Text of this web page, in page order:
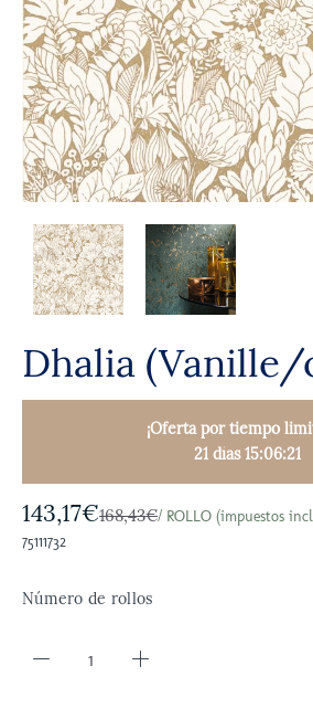
Dhalia (Vanille/
¡Oferta por tiempo
21 días 15:06:18
143,17€168,43€/ ROLLO (impuestos
75111732
Número de rollos